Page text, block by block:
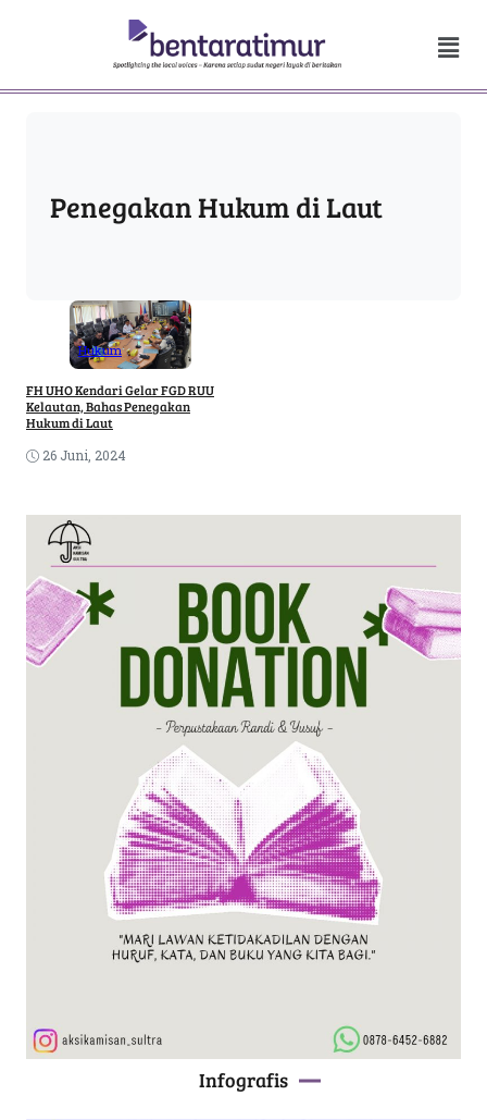
Penegakan Hukum di Laut
Hukum
FH UHO Kendari Gelar FGD RUU
Kelautan, Bahas Penegakan
Hukum di Laut
26 Juni, 2024
Infografis